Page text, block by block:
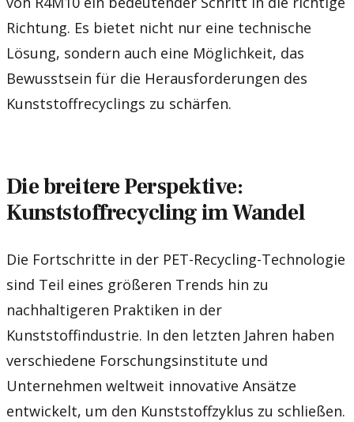
Richtung. Es bietet nicht nur eine technische
Lösung, sondern auch eine Möglichkeit, das
Bewusstsein für die Herausforderungen des
Kunststoffrecyclings zu schärfen.
Die breitere Perspektive:
Kunststoffrecycling im Wandel
Die Fortschritte in der PET-Recycling-Technologie
sind Teil eines größeren Trends hin zu
nachhaltigeren Praktiken in der
Kunststoffindustrie. In den letzten Jahren haben
verschiedene Forschungsinstitute und
Unternehmen weltweit innovative Ansätze
entwickelt, um den Kunststoffzyklus zu schließen.